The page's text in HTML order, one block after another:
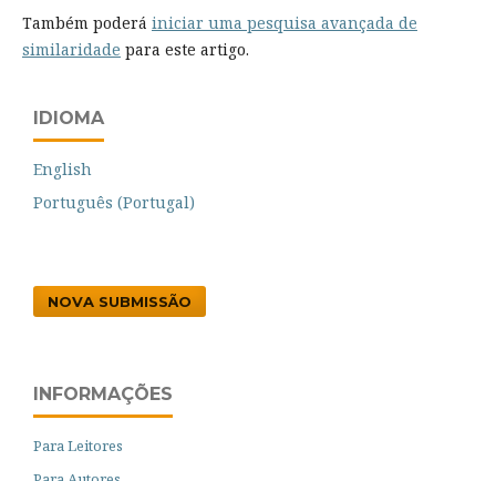
Também poderá iniciar uma pesquisa avançada de
similaridade para este artigo.
IDIOMA
English
Português (Portugal)
NOVA SUBMISSÃO
INFORMAÇÕES
Para Leitores